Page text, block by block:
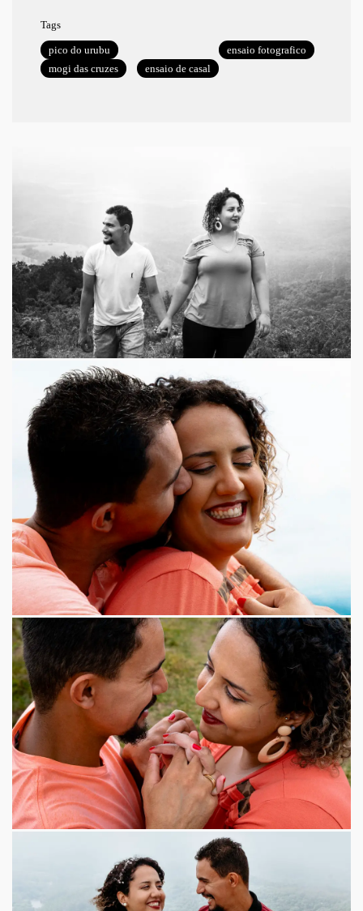
Tags
pico do urubu
ensaio fotografico
mogi das cruzes
ensaio de casal